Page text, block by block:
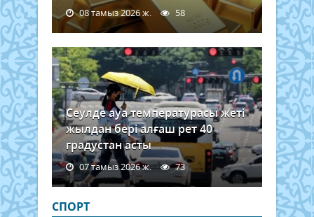
08 тамыз 2026 ж. 58
Сеулде ауа температурасы жеті
жылдан бері алғаш рет 40
градустан асты
07 тамыз 2026 ж. 73
СПОРТ